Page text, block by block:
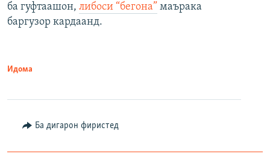
ба гуфтаашон, либоси “бегона” маърака
баргузор кардаанд.
Идома
Ба дигарон фиристед